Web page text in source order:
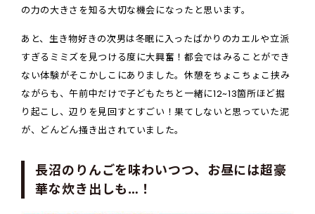
の力の大きさを知る大切な機会になったと思います。
あと、生き物好きの次男は冬眠に入ったばかりのカエルや立派
すぎるミミズを見つける度に大興奮！都会ではみることができ
ない体験がそこかしこにありました。休憩をちょこちょこ挟み
ながらも、午前中だけで子どもたちと一緒に12~13箇所ほど掘
り起こし、辺りを見回すとすごい！果てしないと思っていた泥
が、どんどん掻き出されていました。
長沼のりんごを味わいつつ、お昼には超豪
華な炊き出しも…！